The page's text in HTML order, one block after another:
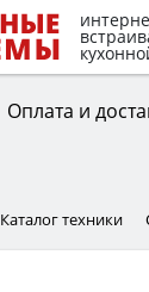
Оплата и
Каталог техники